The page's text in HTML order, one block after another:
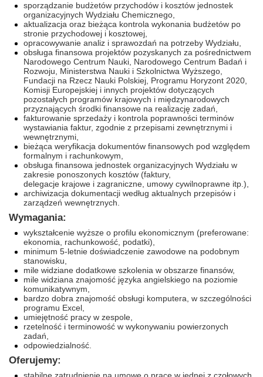
sporządzanie budżetów przychodów i kosztów jednostek
organizacyjnych Wydziału Chemicznego,
aktualizacja oraz bieżąca kontrola wykonania budżetów po
stronie przychodowej i kosztowej,
opracowywanie analiz i sprawozdań na potrzeby Wydziału,
obsługa finansowa projektów pozyskanych za pośrednictwem
Narodowego Centrum Nauki, Narodowego Centrum Badań i
Rozwoju, Ministerstwa Nauki i Szkolnictwa Wyższego,
Fundacji na Rzecz Nauki Polskiej, Programu Horyzont 2020,
Komisji Europejskiej i innych projektów dotyczących
pozostałych programów krajowych i międzynarodowych
przyznających środki finansowe na realizację zadań,
fakturowanie sprzedaży i kontrola poprawności terminów
wystawiania faktur, zgodnie z przepisami zewnętrznymi i
wewnętrznymi,
bieżąca weryfikacja dokumentów finansowych pod względem
formalnym i rachunkowym,
obsługa finansowa jednostek organizacyjnych Wydziału w
zakresie ponoszonych kosztów (faktury,
delegacje krajowe i zagraniczne, umowy cywilnoprawne itp.),
archiwizacja dokumentacji według aktualnych przepisów i
zarządzeń wewnętrznych.
Wymagania:
wykształcenie wyższe o profilu ekonomicznym (preferowane:
ekonomia, rachunkowość, podatki),
minimum 5-letnie doświadczenie zawodowe na podobnym
stanowisku,
mile widziane dodatkowe szkolenia w obszarze finansów,
mile widziana znajomość języka angielskiego na poziomie
komunikatywnym,
bardzo dobra znajomość obsługi komputera, w szczególności
programu Excel,
umiejętność pracy w zespole,
rzetelność i terminowość w wykonywaniu powierzonych
zadań,
odpowiedzialność.
Oferujemy: